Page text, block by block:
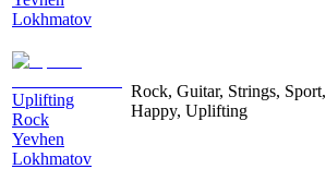
Lokhmatov
Uplifting
Rock
Yevhen
Lokhmatov
Rock, Guitar, Strings, Sport,
Happy, Uplifting